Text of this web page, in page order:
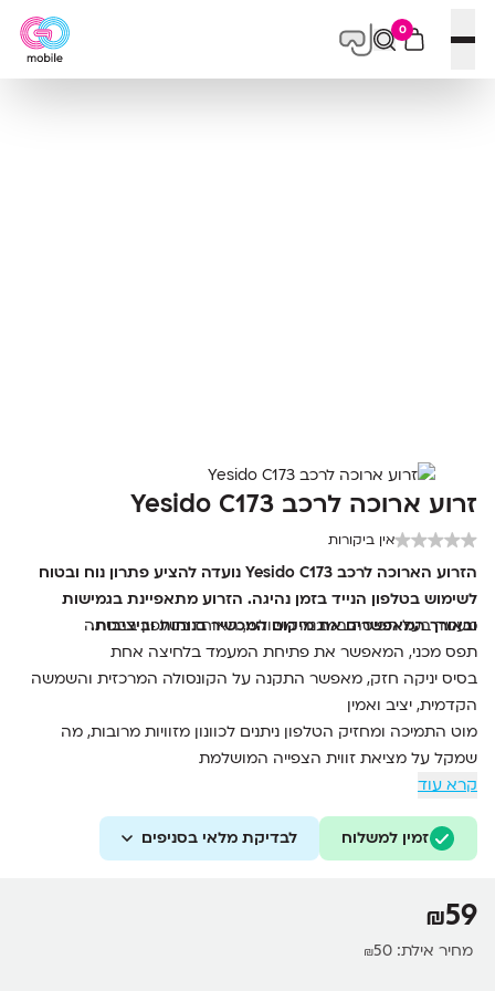
פתח תפריט
0
זרוע ארוכה לרכב Yesido C173
אין ביקורות
הזרוע הארוכה לרכב Yesido C173 נועדה להציע פתרון נוח ובטוח
לשימוש בטלפון הנייד בזמן נהיגה. הזרוע מתאפיינת בגמישות
ובאורך המאפשרים את מיקום המכשיר בנוחות וביציבות.
מעמד בעל תפיסה במבנה משולש, האוחז בטלפון בבטחה
תפס מכני, המאפשר את פתיחת המעמד בלחיצה אחת
בסיס יניקה חזק, מאפשר התקנה על הקונסולה המרכזית והשמשה
הקדמית, יציב ואמין
מוט התמיכה ומחזיק הטלפון ניתנים לכוונון מזוויות מרובות, מה
שמקל על מציאת זווית הצפייה המושלמת
קרא עוד
זמין למשלוח לבדיקת מלאי בסניפים
₪59
מחיר אילת: ₪50